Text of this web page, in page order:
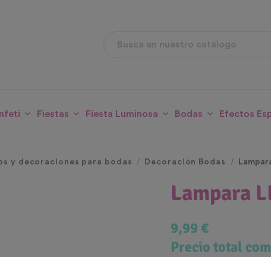
Fiestas Fiesta Luminosa Bodas Efectos
y decoraciones para bodas Decoración Bodas
Lampara
9,99 €
Precio total